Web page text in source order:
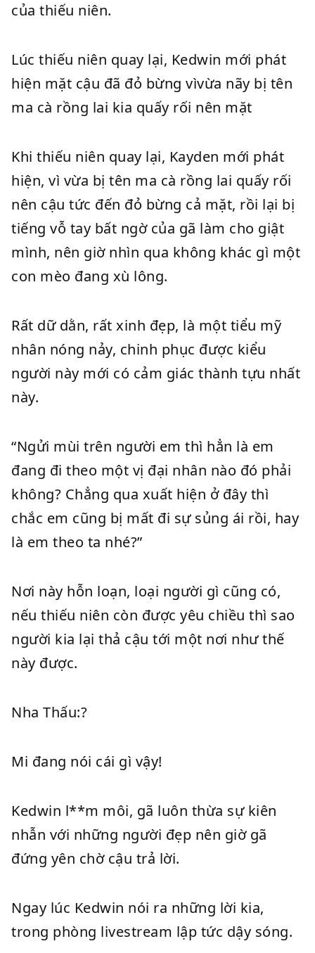
của thiếu niên.
Lúc thiếu niên quay lại, Kedwin mới phát
hiện mặt cậu đã đỏ bừng vìvừa nãy bị tên
ma cà rồng lai kia quấy rối nên mặt
Khi thiếu niên quay lại, Kayden mới phát
hiện, vì vừa bị tên ma cà rồng lai quấy rối
nên cậu tức đến đỏ bừng cả mặt, rồi lại bị
tiếng vỗ tay bất ngờ của gã làm cho giật
mình, nên giờ nhìn qua không khác gì một
con mèo đang xù lông.
Rất dữ dằn, rất xinh đẹp, là một tiểu mỹ
nhân nóng nảy, chinh phục được kiểu
người này mới có cảm giác thành tựu nhất
này.
“Ngửi mùi trên người em thì hẳn là em
đang đi theo một vị đại nhân nào đó phải
không? Chẳng qua xuất hiện ở đây thì
chắc em cũng bị mất đi sự sủng ái rồi, hay
là em theo ta nhé?”
Nơi này hỗn loạn, loại người gì cũng có,
nếu thiếu niên còn được yêu chiều thì sao
người kia lại thả cậu tới một nơi như thế
này được.
Nha Thấu:?
Mi đang nói cái gì vậy!
Kedwin l**m môi, gã luôn thừa sự kiên
nhẫn với những người đẹp nên giờ gã
đứng yên chờ cậu trả lời.
Ngay lúc Kedwin nói ra những lời kia,
trong phòng livestream lập tức dậy sóng.